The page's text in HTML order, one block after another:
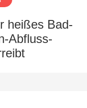
heißes Bad-
Abfluss-